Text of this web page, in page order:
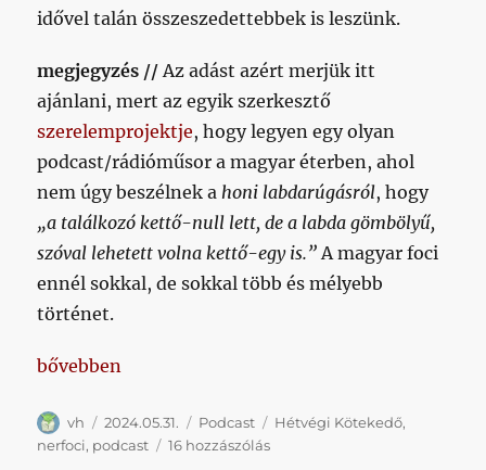
idővel talán összeszedettebbek is leszünk.
megjegyzés // Az adást azért merjük itt
ajánlani, mert az egyik szerkesztő
szerelemprojektje, hogy legyen egy olyan
podcast/rádióműsor a magyar éterben, ahol
nem úgy beszélnek a honi labdarúgásról, hogy
„a találkozó kettő-null lett, de a labda gömbölyű,
szóval lehetett volna kettő-egy is.” A magyar foci
ennél sokkal, de sokkal több és mélyebb
történet.
„[HK #001] A NERfoci”
bővebben
Szerző
vh Közzétéve
2024.05.31. Kategória
Podcast Címke
Hétvégi Kötekedő,
nerfoci, podcast 16 hozzászólás[HK